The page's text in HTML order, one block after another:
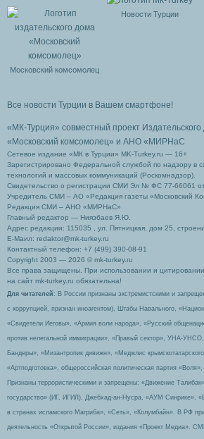
Московский комсомолец
Новости Турции
Все новости Турции в Вашем смартфоне!
«МК-Турция» совместный проект
«Московский комсомолец» и АНО «МИРНаС
Сетевое издание «МК в Турции» MK-Turkey.ru — 16+
Зарегистрировано Федеральной службой по надзору в
технологий и массовых коммуникаций (Роскомнадзор).
Свидетельство о регистрации СМИ Эл № ФС 77-66061
Учредитель СМИ – АО «Редакция газеты «Московский
Редакция СМИ – АНО «МИРНаС»
Главный редактор — Ниязбаев Я.Ю.
Адрес редакции: 115035 , ул. Пятницкая, дом 25,
Е-Маил: redaktor@mk-turkey.ru
Контактный телефон: +7 (499) 390-08-91
Copyright 2003 — 2026 © mk-turkey.ru
Все права защищены. При использовании и
на сайт mk-turkey.ru обязательна!
Для читателей : В России признаны экстремистскими и
с коррупцией, признан иноагентом), Штабы Навального,
«Свидетели Иеговы», «Армия воли народа», «Русский
против нелегальной иммиграции», «Правый сектор», УНА-
Бандеры», «Мизантропик дивижн», «Меджлис
«Артподготовка», общероссийская политическая партия
Признаны террористическими и запрещены: «Движение
государство» (ИГ, ИГИЛ), Джебхад-ан-Нусра, «АУМ Синрике»,
в странах исламского Магриба», «Сеть», «Колумбайн». В РФ
деятельность «Открытой России», издания «Проект Медиа».